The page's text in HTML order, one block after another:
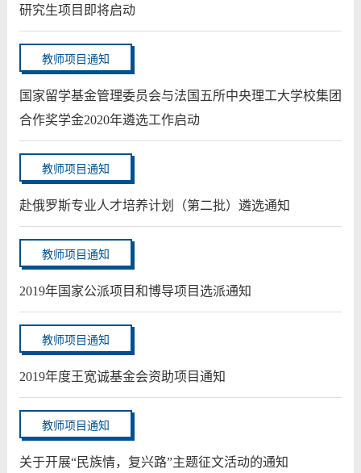
研究生项目即将启动
教师项目通知
国家留学基金管理委员会与法国五所中央理工大学校集团
合作奖学金2020年遴选工作启动
教师项目通知
赴俄罗斯专业人才培养计划（第二批）遴选通知
教师项目通知
2019年国家公派项目和博导项目选派通知
教师项目通知
2019年度王宽诚基金会资助项目通知
教师项目通知
关于开展“民族情，复兴路”主题征文活动的通知